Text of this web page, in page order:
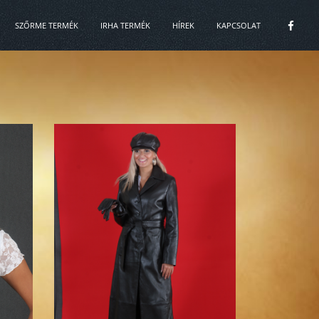
SZŐRME TERMÉK IRHA TERMÉK HÍREK KAPCSOLAT